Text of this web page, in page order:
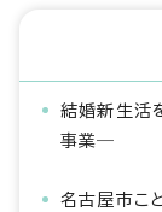
結婚新生活
事業―
名古屋市こ